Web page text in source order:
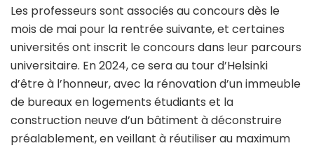
Les professeurs sont associés au concours dès le
mois de mai pour la rentrée suivante, et certaines
universités ont inscrit le concours dans leur parcours
universitaire. En 2024, ce sera au tour d’Helsinki
d’être à l’honneur, avec la rénovation d’un immeuble
de bureaux en logements étudiants et la
construction neuve d’un bâtiment à déconstruire
préalablement, en veillant à réutiliser au maximum